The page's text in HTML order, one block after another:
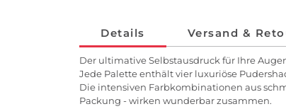
Details Versand &
Der ultimative Selbstausdruck für Ihre
Jede Palette enthält vier luxuriöse
Die intensiven Farbkombinationen aus
Packung - wirken wunderbar zusammen.